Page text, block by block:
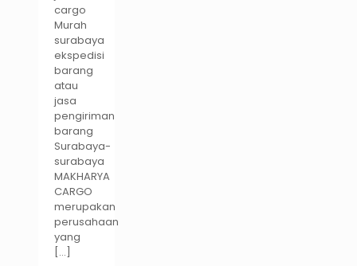
cargo
Murah
surabaya
ekspedisi
barang
atau
jasa
pengiriman
barang
Surabaya-
surabaya
MAKHARYA
CARGO
merupakan
perusahaan
yang
[…]